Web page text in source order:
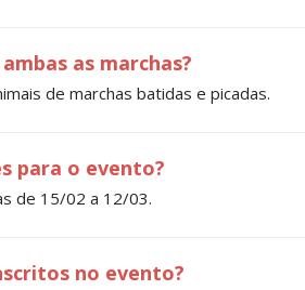
as marchas?
de marchas batidas e picadas.
para o evento?
de 15/02 a 12/03.
no evento?